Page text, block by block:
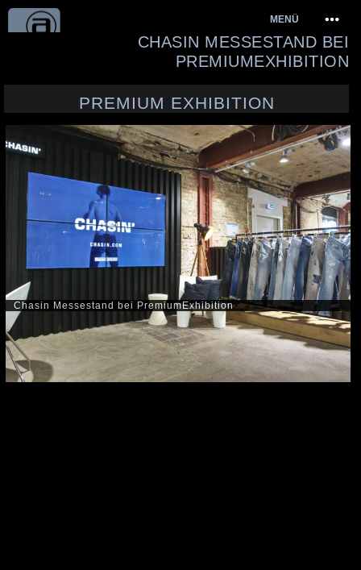
Springe
zum
CHASIN MESSESTAND BEI
PREMIUMEXHIBITION
MENÜ
PREMIUM EXHIBITION
Chasin Messestand bei PremiumExhibition